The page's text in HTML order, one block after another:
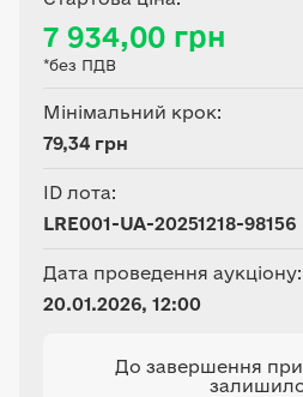
7 934,00 грн
*без ПДВ
Мінімальний крок:
79,34 грн
ID лота:
LRE001-UA-20251218-98156
Дата проведення аукціону:
20.01.2026, 12:00
До завершення